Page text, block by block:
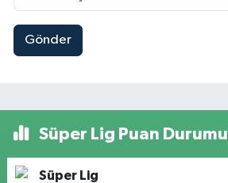
Gönder
Süper Lig Puan Durumu
Süper Lig